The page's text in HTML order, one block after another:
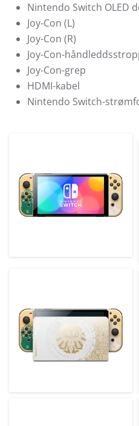
Nintendo Switch OLED
Joy-Con (L)
Joy-Con (R)
Joy-Con-
Joy-Con-grep
HDMI-kabel
Nintendo Switch-